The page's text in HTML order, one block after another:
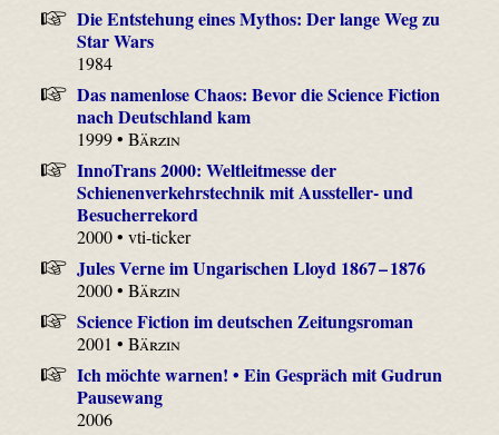
Die Entstehung eines Mythos: Der lange Weg zu
Star Wars
1984
Das namenlose Chaos: Bevor die Science Fiction
nach Deutschland kam
1999 •Bärzin
InnoTrans 2000: Weltleitmesse der
Schienenverkehrstechnik mit Aussteller- und
Besucherrekord
2000 • vti-ticker
Jules Verne im Ungarischen Lloyd 1867 – 1876
2000 •Bärzin
Science Fiction im deutschen Zeitungsroman
2001 •Bärzin
Ich möchte warnen! • Ein Gespräch mit Gudrun
Pausewang
2006